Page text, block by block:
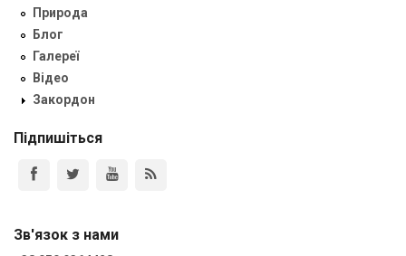
Природа
Блог
Галереї
Відео
Закордон
Підпишіться
Зв'язок з нами